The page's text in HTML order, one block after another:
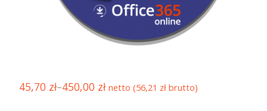
45,70 zł–450,00 zł netto (56,21 zł brutto)